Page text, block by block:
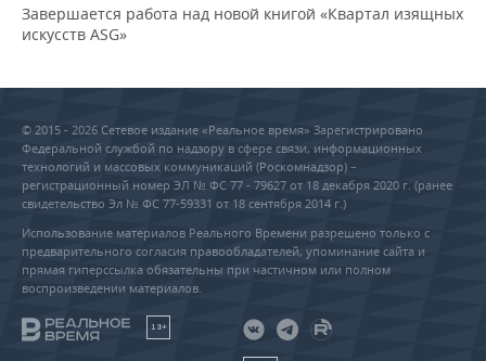
Завершается работа над новой книгой «Квартал изящных
искусств ASG»
© 2015 - 2026 Сетевое издание «Реальное время» Зарегистрировано
Федеральной службой по надзору в сфере связи, информационных
технологий и массовых коммуникаций (Роскомнадзор) –
регистрационный номер ЭЛ № ФС 77 - 79627 от 18 декабря 2020 г. (ранее
свидетельство Эл № ФС 77-59331 от 18 сентября 2014 г.)
Использование материалов Реального Времени разрешено только с
предварительного согласия правообладателей, упоминание сайта и
прямая гиперссылка обязательны при частичном или полном
воспроизведении материалов.
18+